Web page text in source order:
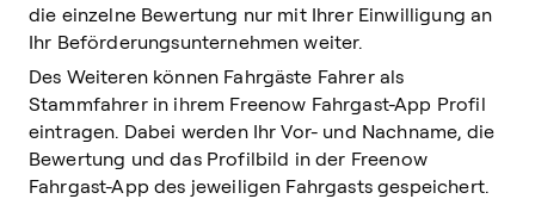
die einzelne Bewertung nur mit Ihrer Einwilligung an
Ihr Beförderungsunternehmen weiter.
Des Weiteren können Fahrgäste Fahrer als
Stammfahrer in ihrem Freenow Fahrgast-App Profil
eintragen. Dabei werden Ihr Vor- und Nachname, die
Bewertung und das Profilbild in der Freenow
Fahrgast-App des jeweiligen Fahrgasts gespeichert.